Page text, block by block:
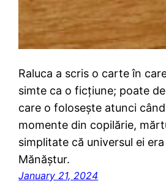
Raluca a scris o carte în
simte ca o ficțiune; poate
care o folosește atunci
momente din copilărie,
simplitate că universul ei
Mănăștur.
January 21, 2024